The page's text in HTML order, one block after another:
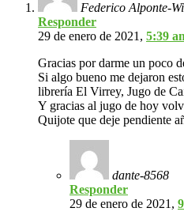
Federico Alponte-
Responder
29 de enero de 2021, 5:39
Gracias por darme un poco
Si algo bueno me dejaron
librería El Virrey, Jugo de
Y gracias al jugo de hoy
Quijote que deje pendiente
dante-8568
Responder
29 de enero de 2021,